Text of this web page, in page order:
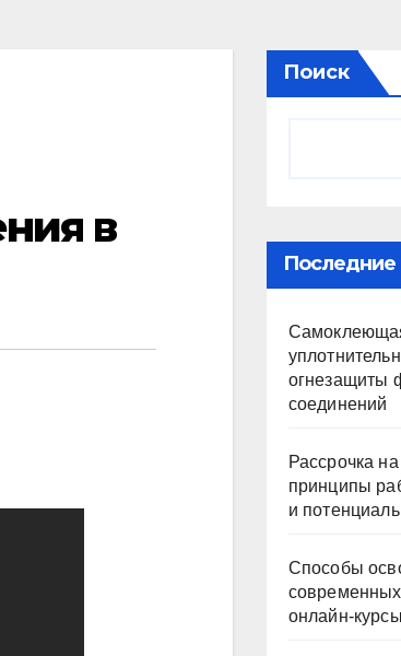
в
Поиск
Последние
огнезащиты
соединений
Рассрочка
принципы
и
Способы
онлайн-курсы